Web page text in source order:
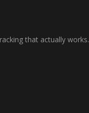
that actually works.